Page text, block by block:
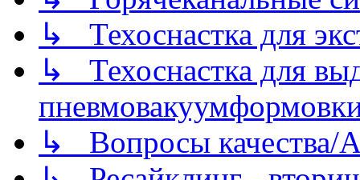
↳ Техоснастка для
↳ Техоснастка для
↳ Вопросы качества/